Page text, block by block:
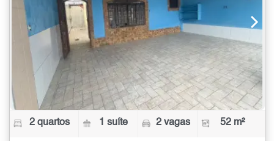
2 quartos 1 suíte 2 vagas 52 m²